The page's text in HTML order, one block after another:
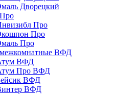
Дворецкий
Про
Про
Про
ВФД
ВФД
Про ВФД
ВФД
ВФД